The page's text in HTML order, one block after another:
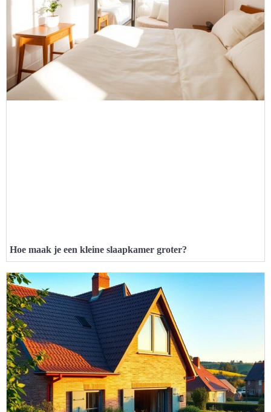
Hoe maak je een kleine slaapkamer groter?